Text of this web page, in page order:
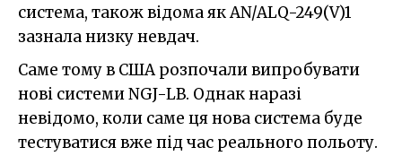
система, також відома як AN/ALQ-249(V)1
зазнала низку невдач.
Саме тому в США розпочали випробувати
нові системи NGJ-LB. Однак наразі
невідомо, коли саме ця нова система буде
тестуватися вже під час реального польоту.